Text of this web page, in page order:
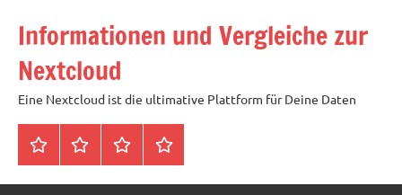
Inhalt
springen
Informationen und Vergleiche zur
Nextcloud
Eine Nextcloud ist die ultimative Plattform für Deine Daten
StartseiteNeuste
Artikel
Cloud
mit
Tags